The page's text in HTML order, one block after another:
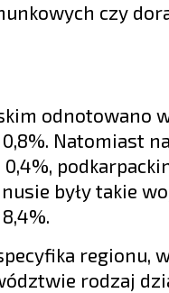
czy
odnotowano
Natomiast
były takie
regionu,
rodzaj